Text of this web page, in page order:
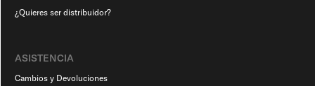
¿Quieres ser distribuidor?
ASISTENCIA
Cambios y Devoluciones